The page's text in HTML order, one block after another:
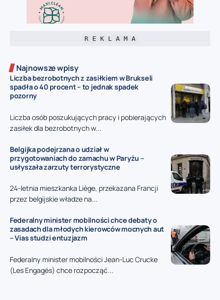
R E K L A M A
Najnowsze wpisy
Liczba bezrobotnych z zasiłkiem w Brukseli
spadła o 40 procent – to jednak spadek
pozorny
Liczba osób poszukujących pracy i pobierających
zasiłek dla bezrobotnych w...
Belgijka podejrzana o udział w
przygotowaniach do zamachu w Paryżu –
usłyszała zarzuty terrorystyczne
24-letnia mieszkanka Liège, przekazana Francji
przez belgijskie władze na...
Federalny minister mobilności chce debaty o
zasadach dla młodych kierowców mocnych aut
– Vias studzi entuzjazm
Federalny minister mobilności Jean-Luc Crucke
(Les Engagés) chce rozpocząć...